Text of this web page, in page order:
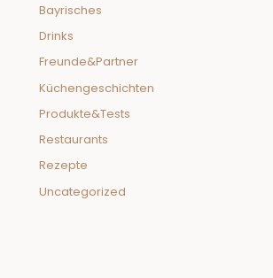
Bayrisches
Drinks
Freunde&Partner
Küchengeschichten
Produkte&Tests
Restaurants
Rezepte
Uncategorized